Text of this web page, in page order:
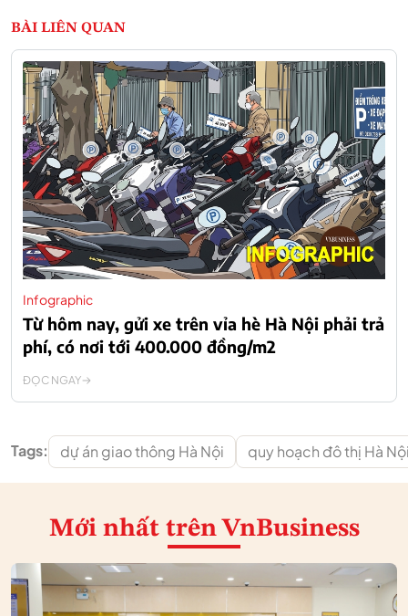
BÀI LIÊN QUAN
Infographic
Từ hôm nay, gửi xe trên vỉa hè Hà Nội phải trả
phí, có nơi tới 400.000 đồng/m2
ĐỌC NGAY
Tags: dự án giao thông Hà Nội quy hoạch đô thị Hà
Mới nhất trên VnBusiness